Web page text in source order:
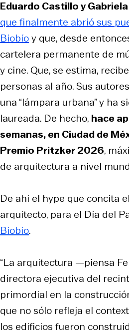
Eduardo Castillo y
que finalmente abrió sus
Biobíoy que, desde
cartelera permanente de
y cine. Que, se estima,
personas al año. Sus
una “lámpara urbana” y ha
laureada. De hecho, hace
semanas, en Ciudad de
Premio Pritzker 2026,
de arquitectura a nivel
De ahí el hype que concita
arquitecto, para el Día del
Biobío.
“La arquitectura —piensa
directora ejecutiva del
primordial en la
que no sólo refleja el
los edificios fueron